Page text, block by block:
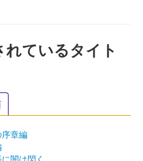
ているタイト
章編
闇は閃く